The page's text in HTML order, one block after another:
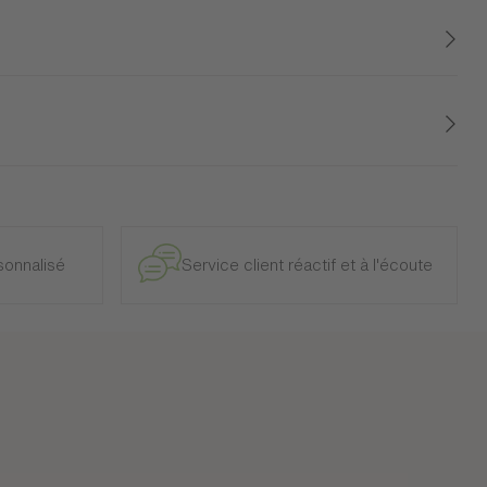
et intérieur, à l’exclusion des modèles d’exposition.
Service client réactif et à l'écoute